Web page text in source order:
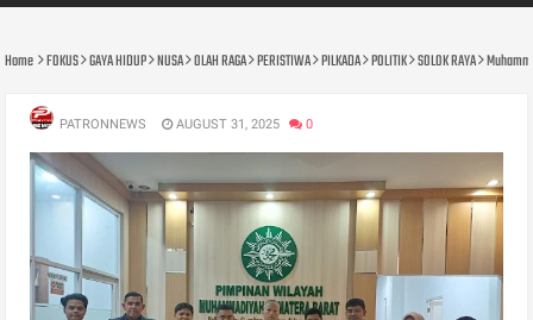
Home FOKUS GAYA HIDUP NUSA OLAH RAGA PERISTIWA PILKADA POLITIK SOLOK RAYA
PATRONNEWS AUGUST 31, 2025 0